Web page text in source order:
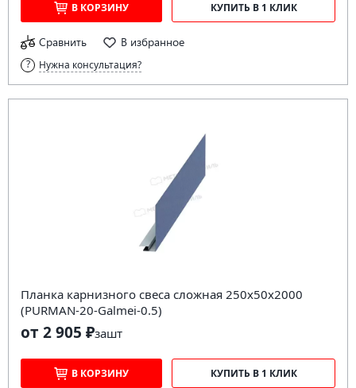
В КОРЗИНУ КУПИТЬ В 1 КЛИК
Сравнить В избранное
Нужна консультация?
Планка карнизного свеса сложная 250х50х2000
(PURMAN-20-Galmei-0.5)
от 2 905 ₽зашт
В КОРЗИНУ КУПИТЬ В 1 КЛИК